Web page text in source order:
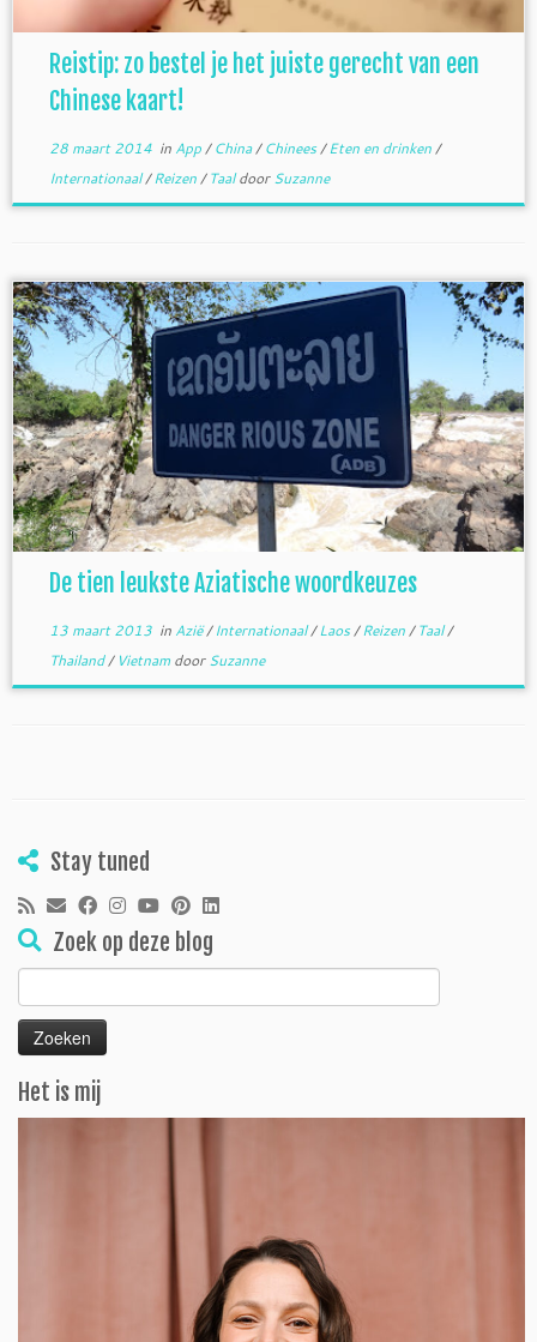
Reistip: zo bestel je het juiste gerecht van een
Chinese kaart!
28 maart 2014in App/China/Chinees/Eten en drinken/
Internationaal/Reizen/TaaldoorSuzanne
De tien leukste Aziatische woordkeuzes
13 maart 2013in Azië/Internationaal/Laos/Reizen/Taal/
Thailand/ Vietnam doorSuzanne
Stay tuned
Zoek op deze blog
Zoeken
naar:
Het is mij